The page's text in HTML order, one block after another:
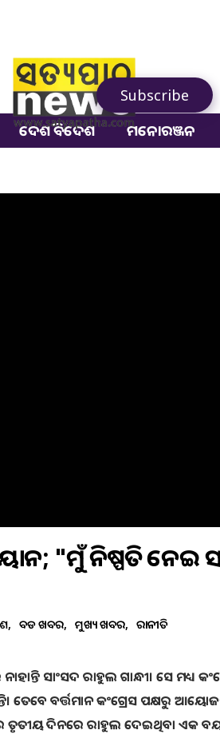
Subscribe
ଦେଶ ବିଦେଶ ମନୋରଞ୍ଜନ
ବୟାନ; "ମୁଁ ନିଷ୍ପତି ନେଇ
ବଡ ଖବର ମୁଖ୍ୟ ଖବର ରାଜନୀତି
ସାଂସଦ ରାହୁଲ ଗାନ୍ଧୀ। ସେ ମଧ୍ୟ
ତେବେ ବର୍ତ୍ତମାନ କଂଗ୍ରେସ ପକ୍ଷରୁ
ତୃତୀୟ ଦିନରେ ରାହୁଲ ଦେଇଥିବା ଏକ